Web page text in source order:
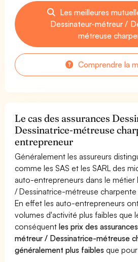
Les meilleures
Dessinateur-métreur /
métreuse
Comprendre la
Le cas des assurances
Dessinatrice-métreuse
entrepreneur
Généralement les assureurs
comme les SAS et les SARL des
auto-entrepreneurs dans le métier
/ Dessinatrice-métreuse charpente
En effet les auto-entrepreneurs
volumes d'activité plus faibles que
conséquentles prix des
métreur / Dessinatrice-métreuse
généralement plus faibles que